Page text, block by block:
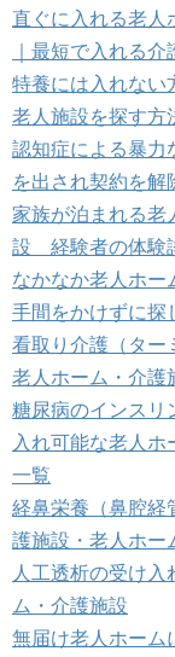
直ぐに入れる老人
｜最短で入れる介
特養には入れない
老人施設を探す方
認知症による暴力
を出され契約を解
家族が泊まれる老
設 経験者の体験
なかなか老人ホー
手間をかけずに探
看取り介護（ター
老人ホーム・介護
糖尿病のインスリ
入れ可能な老人
一覧
経鼻栄養（鼻腔経
護施設・老人ホー
人工透析の受け入
ム・介護施設
無届け老人ホー